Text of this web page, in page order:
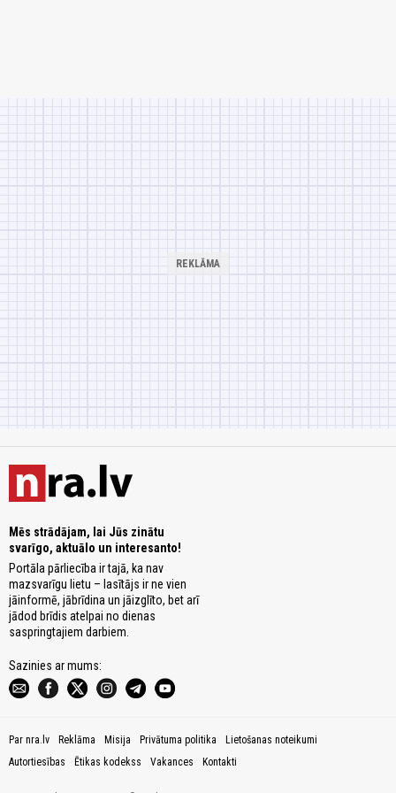
Mēs strādājam, lai Jūs zinātu
svarīgo, aktuālo un interesanto!
Portāla pārliecība ir tajā, ka nav
mazsvarīgu lietu – lasītājs ir ne vien
jāinformē, jābrīdina un jāizglīto, bet arī
jādod brīdis atelpai no dienas
saspringtajiem darbiem.
Sazinies ar mums:
Par nra.lv Reklāma Misija Privātuma politika
Lietošanas noteikumi
Autortiesības
Ētikas kodekss Vakances Kontakti